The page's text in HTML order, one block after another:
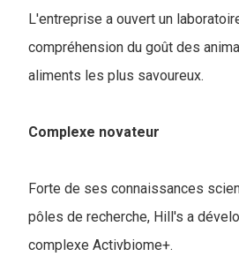
L'entreprise a ouvert un
compréhension du goût des
aliments les plus savoureux.
Complexe novateur
Forte de ses connaissances
pôles de recherche, Hill's a
complexe Activbiome+.